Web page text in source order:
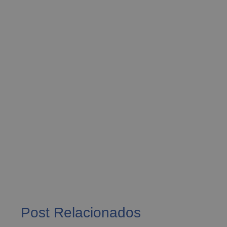
Post Relacionados